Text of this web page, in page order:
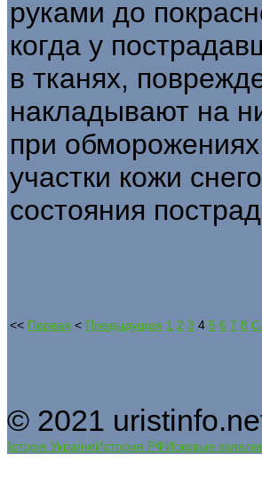
руками до
когда у
в тканях,
накладывают на
при
участки кожи
состояния
<< Первая < Предыдущая 1 2 3 4 5 6 7 8
© 2021
Історія УкраїниИстория РФИсковые